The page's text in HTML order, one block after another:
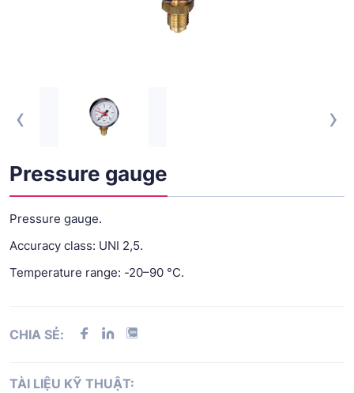
‹ ›
Pressure gauge
Pressure gauge.
Accuracy class: UNI 2,5.
Temperature range: -20–90 °C.
CHIA SẺ:
TÀI LIỆU KỸ THUẬT: